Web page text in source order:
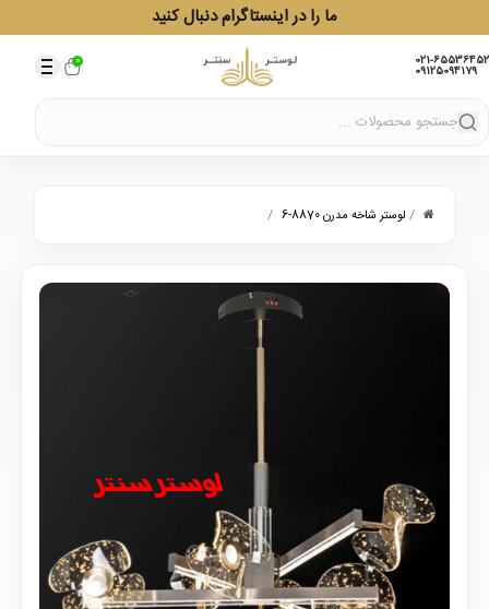
ما را در اینستاگرام دنبال کنید
021-65536452
09125094179
0
/ لوستر شاخه مدرن 8870-6 /